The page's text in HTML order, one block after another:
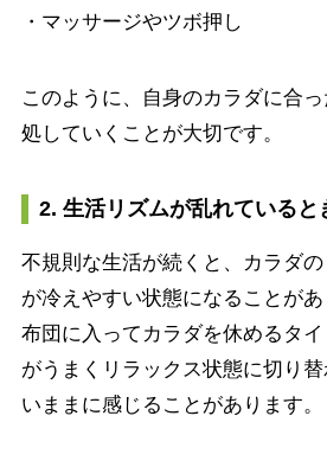
・マッサージやツボ押し
このように、自身のカラダに合
処していくことが大切です。
2. 生活リズムが乱れていると
不規則な生活が続くと、カラダ
が冷えやすい状態になることがあ
布団に入ってカラダを休めるタ
がうまくリラックス状態に切り
いままに感じることがあります。